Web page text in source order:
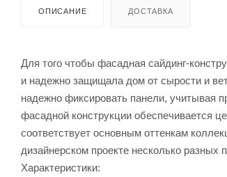
ОПИСАНИЕ ДОСТАВКА
Для того чтобы фасадная сайдинг-
и надежно защищала дом от сырости и
надежно фиксировать панели, учитывая
фасадной конструкции обеспечивается
соответствует основным оттенкам
дизайнерском проекте несколько разных
Характеристики: